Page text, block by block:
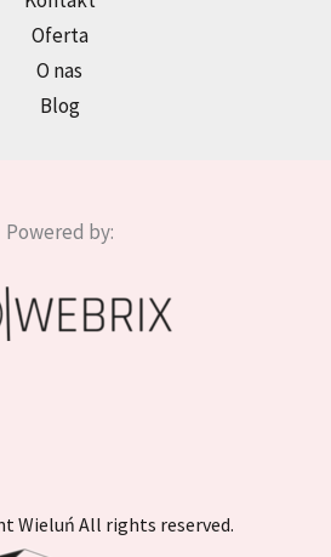
Oferta
O nas
Blog
Powered by:
Wieluń All rights reserved.